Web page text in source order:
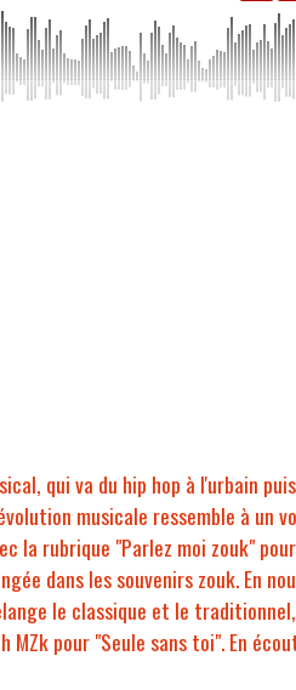
qui va du hip hop à l'urbain
musicale ressemble à un
la rubrique "Parlez moi zouk"
dans les souvenirs zouk. En
le classique et le
pour "Seule sans toi". En